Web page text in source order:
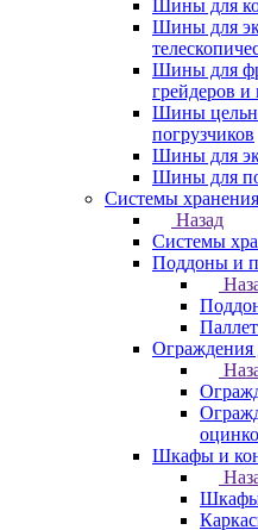
Шины для
Шины для
Шины для
грейдеров и
Шины
погрузчиков
Шины для
Шины для
Системы хранения
Назад
Системы
Поддоны и
Ограждения
Шкафы и
Шкафы